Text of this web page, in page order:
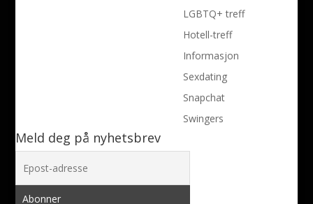
LGBTQ+ treff
Hotell-treff
Informasjon
Sexdating
Snapchat
Swingers
Meld deg på nyhetsbrev